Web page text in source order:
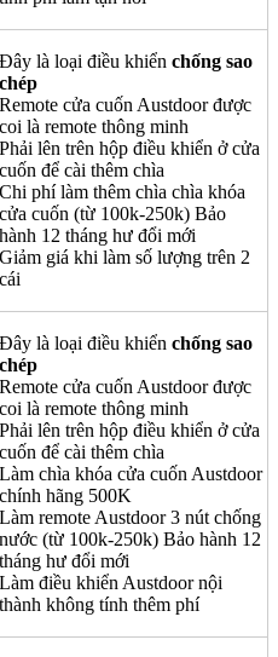
Đây là loại điều khiển chống sao
chép
Remote cửa cuốn Austdoor được
coi là remote thông minh
Phải lên trên hộp điều khiển ở cửa
cuốn để cài thêm chìa
Chi phí làm thêm chìa chìa khóa
cửa cuốn (từ 100k-250k) Bảo
hành 12 tháng hư đổi mới
Giảm giá khi làm số lượng trên 2
cái
Đây là loại điều khiển chống sao
chép
Remote cửa cuốn Austdoor được
coi là remote thông minh
Phải lên trên hộp điều khiển ở cửa
cuốn để cài thêm chìa
Làm chìa khóa cửa cuốn Austdoor
chính hãng 500K
Làm remote Austdoor 3 nút chống
nước (từ 100k-250k) Bảo hành 12
tháng hư đổi mới
Làm điều khiển Austdoor nội
thành không tính thêm phí